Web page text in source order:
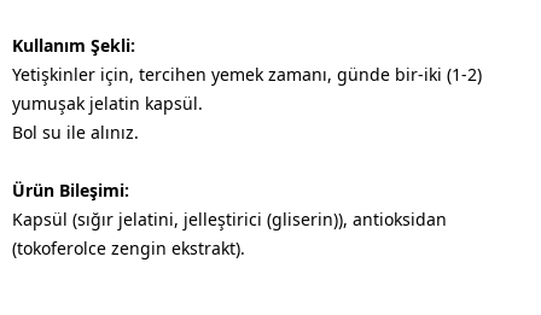
Kullanım Şekli:
Yetişkinler için, tercihen yemek zamanı, günde bir-iki (1-2)
yumuşak jelatin kapsül.
Bol su ile alınız.
Ürün Bileşimi:
Kapsül (sığır jelatini, jelleştirici (gliserin)), antioksidan
(tokoferolce zengin ekstrakt).